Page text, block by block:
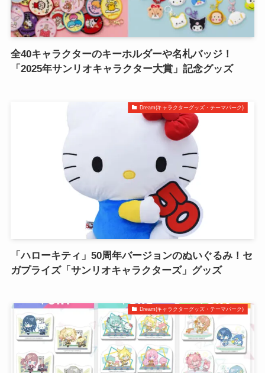
全40キャラクターのキーホルダーや名札バッジ！
「2025年サンリオキャラクター大賞」記念グッズ
Dream(キャラクターグッズ・テーマパーク)
「ハローキティ」50周年バージョンのぬいぐるみ！セ
ガプライズ「サンリオキャラクターズ」グッズ
Dream(キャラクターグッズ・テーマパーク)